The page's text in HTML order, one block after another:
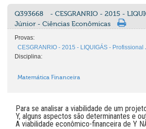
Q393668
- CESGRANRIO - 2015 -
Júnior - Ciências Econômicas
Provas:
CESGRANRIO - 2015 - LIQUIGÁS -
Disciplina:
Matemática Financeira
Para se analisar a viabilidade de um
Y, alguns aspectos são determinantes e
A viabilidade econômico-financeira de Y